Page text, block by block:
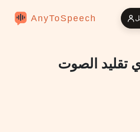
AnyToSpeech
تقليد الصوت